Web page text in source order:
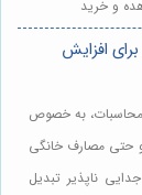
و خرید
افزایش
محاسبات، به خصوص
حتی مصارف خانگی
ناپذیر تبدیل